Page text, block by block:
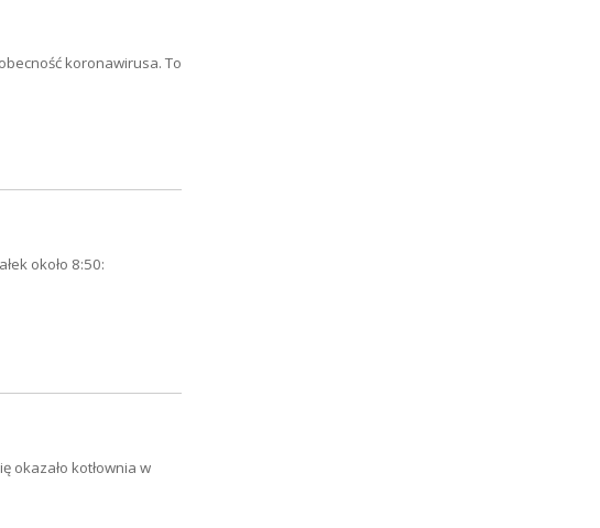
koronawirusa. To
około 8:50:
okazało kotłownia w